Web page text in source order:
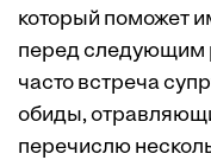
который поможет
перед следующим
часто встреча
обиды,
перечислю